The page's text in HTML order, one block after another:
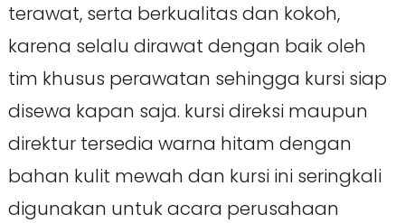
terawat, serta berkualitas dan kokoh,
karena selalu dirawat dengan baik oleh
tim khusus perawatan sehingga kursi siap
disewa kapan saja. kursi direksi maupun
direktur tersedia warna hitam dengan
bahan kulit mewah dan kursi ini seringkali
digunakan untuk acara perusahaan